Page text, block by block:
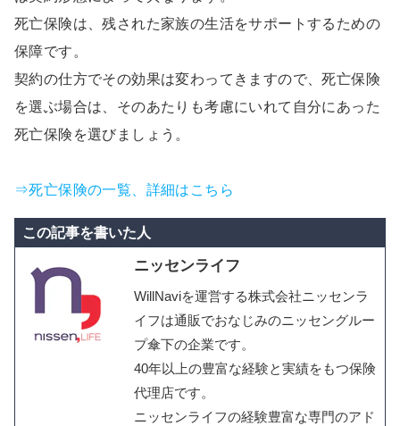
死亡保険は、残された家族の生活をサポートするための
保障です。
契約の仕方でその効果は変わってきますので、死亡保険
を選ぶ場合は、そのあたりも考慮にいれて自分にあった
死亡保険を選びましょう。
⇒死亡保険の一覧、詳細はこちら
この記事を書いた人
ニッセンライフ
WillNaviを運営する株式会社ニッセンラ
イフは通販でおなじみのニッセングルー
プ傘下の企業です。
40年以上の豊富な経験と実績をもつ保険
代理店です。
ニッセンライフの経験豊富な専門のアド